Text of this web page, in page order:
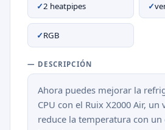
✓2 heatpipes ✓
✓RGB
— DESCRIPCIÓN
Ahora puedes mejorar la
CPU con el Ruix X2000 Air,
reduce la temperatura con un